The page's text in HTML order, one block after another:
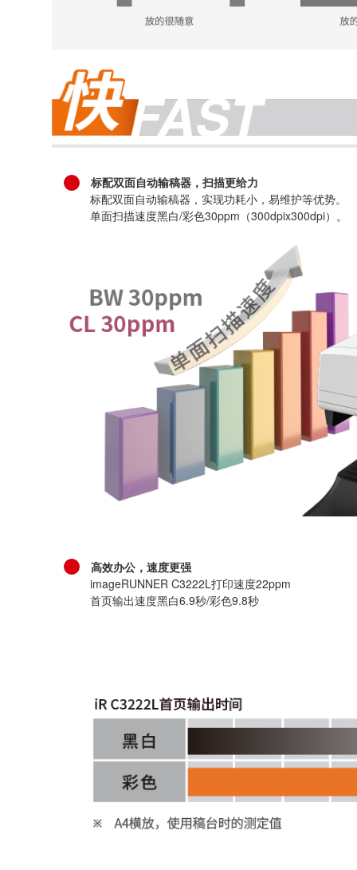
标配双面自动输稿器，扫描更给力
标配双面自动输稿器，实现功耗小，易维护等优势。
单面扫描速度黑白/彩色30ppm（300dpix300dpi）。
高效办公，速度更强
imageRUNNER C3222L打印速度22ppm
首页输出速度黑白6.9秒/彩色9.8秒